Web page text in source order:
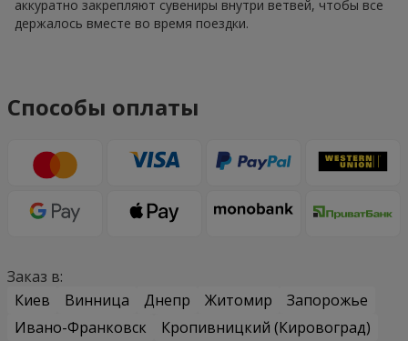
аккуратно закрепляют сувениры внутри ветвей, чтобы все
держалось вместе во время поездки.
Способы оплаты
Заказ в:
Киев
Винница Днепр Житомир
Запорожье
Ивано-Франковск
Кропивницкий (Кировоград)